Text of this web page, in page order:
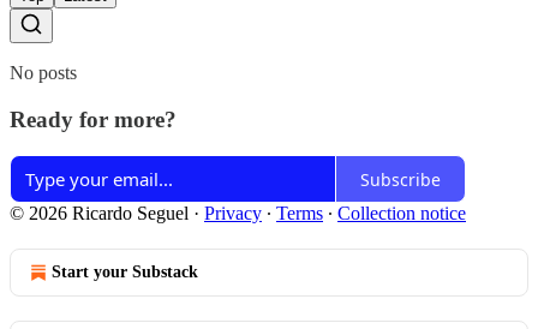
No posts
Ready for more?
Subscribe
© 2026 Ricardo Seguel · Privacy ∙ Terms ∙ Collection notice
Start your Substack